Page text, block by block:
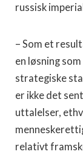
russisk
– Som et
en løsning
strategiske
er ikke det
uttalelser,
relativt